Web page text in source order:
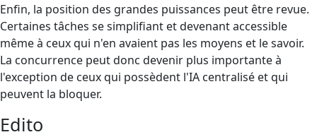
Enfin, la position des grandes puissances peut être revue.
Certaines tâches se simplifiant et devenant accessible
même à ceux qui n'en avaient pas les moyens et le savoir.
La concurrence peut donc devenir plus importante à
l'exception de ceux qui possèdent l'IA centralisé et qui
peuvent la bloquer.
Edito